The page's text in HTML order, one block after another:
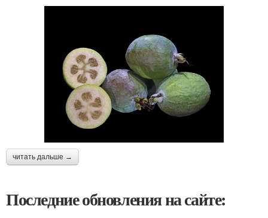
читать дальше →
Последние обновления на сайте: